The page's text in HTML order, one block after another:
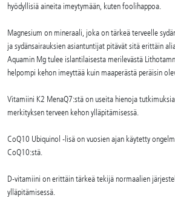
hyödyllisiä aineita imeytymään, kuten foolihappoa.
Magnesium on mineraali, joka on tärkeä terveelle
ja sydänsairauksien asiantuntijat pitävät sitä erittäin
Aquamin Mg tulee islantilaisesta merilevästä
helpompi kehon imeyttää kuin maaperästä peräisin
Vitamiini K2 MenaQ7:stä on useita hienoja
merkityksen terveen kehon ylläpitämisessä.
CoQ10 Ubiquinol -lisä on vuosien ajan käytetty
CoQ10:stä.
D-vitamiini on erittäin tärkeä tekijä normaalien
ylläpitämisessä.